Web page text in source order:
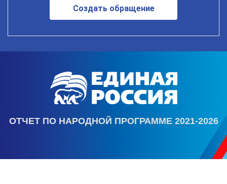
Создать обращение
ОТЧЕТ ПО НАРОДНОЙ ПРОГРАММЕ 2021-2026